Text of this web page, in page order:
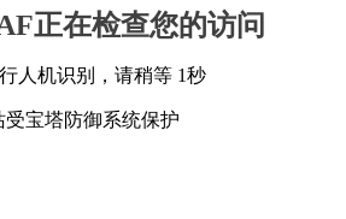
正在检查您的访问
人机识别，请稍等 1秒
受宝塔防御系统保护